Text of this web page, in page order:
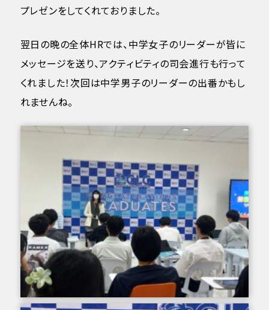
プレゼンをしてくれておりました。
翌日の晩の全体HRでは、中学女子のリーダーが皆に
メッセージを送り、アクティビティの司会進行も行って
くれました！次回は中学男子のリーダーの出番かもし
れませんね。